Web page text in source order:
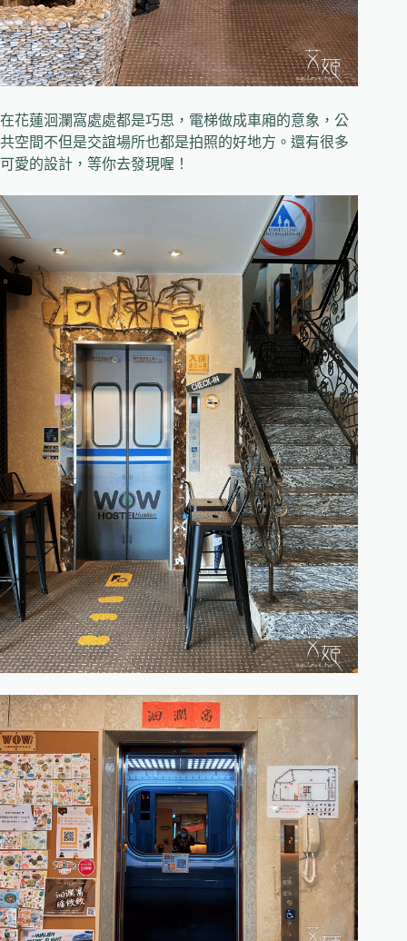
在花蓮洄瀾窩處處都是巧思，電梯做成車廂的意象，公
共空間不但是交誼場所也都是拍照的好地方。還有很多
可愛的設計，等你去發現喔！